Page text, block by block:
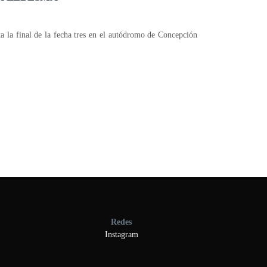
la final de la fecha tres en el autódromo de Concepción
Redes
Instagram